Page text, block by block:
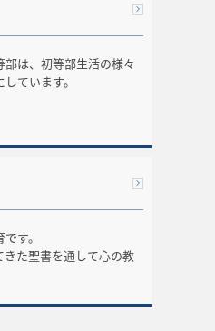
は、初等部生活の様々
ています。
す。
た聖書を通して心の教